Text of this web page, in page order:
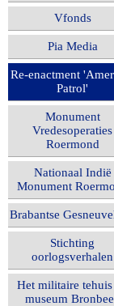
Vfonds
Pia Media
Re-enactment
Patrol'
Monument
Vredesoperaties
Roermond
Nationaal Indië
Monument
Brabantse
Stichting
oorlogsverhalen
Het militaire tehuis
museum